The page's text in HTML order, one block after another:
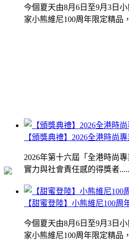
今個夏天由8月6日至9月3日
家小熊維尼100周年限定精品
【頒獎典禮】2026全港時尚
2026年第十六屆「全港時尚
實力與社會責任感的得獎者
【甜蜜登陸】小熊維尼100周
今個夏天由8月6日至9月3日
家小熊維尼100周年限定精品